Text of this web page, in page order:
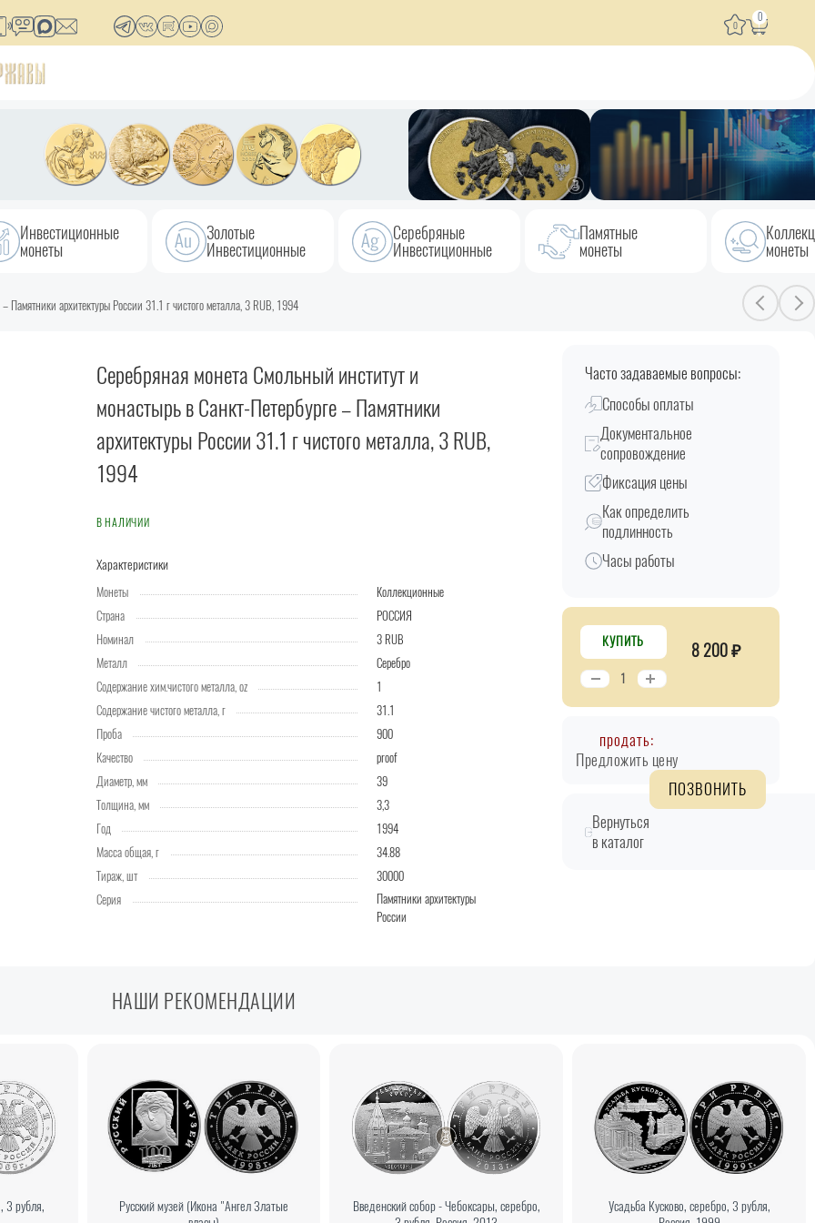
0
0
Инвестиционные
монеты
Золотые
Инвестиционные
Серебряные
Инвестиционные
Памятные
монеты монеты
Памятники архитектуры России 31.1 г чистого металла, 3 RUB, 1994
Серебряная монета Смольный институт и
монастырь в Санкт-Петербурге – Памятники
архитектуры России 31.1 г чистого металла, 3 RUB,
1994
В НАЛИЧИИ
Характеристики
Монеты
Коллекционные
Страна
РОССИЯ
Номинал
3 RUB
Металл
Серебро
Содержание хим.чистого металла, oz
1
Содержание чистого металла, г
31.1
Проба
900
Качество
proof
Диаметр, мм
39
Толщина, мм
3,3
Год
1994
Масса общая, г
34.88
Тираж, шт
30000
Серия
Памятники архитектуры
России
Часто задаваемые вопросы:
Способы оплаты
Документальное
сопровождение
Фиксация цены
Как определить
подлинность
Часы работы
КУПИТЬ 8 200 ₽
продать:
Предложить цену
ПОЗВОНИТЬ
Вернуться
в каталог
НАШИ РЕКОМЕНДАЦИИ
3 рубля,
Русский музей (Икона "Ангел Златые
Введенский собор - Чебоксары, серебро,
Усадьба Кусково, серебро, 3 рубля,